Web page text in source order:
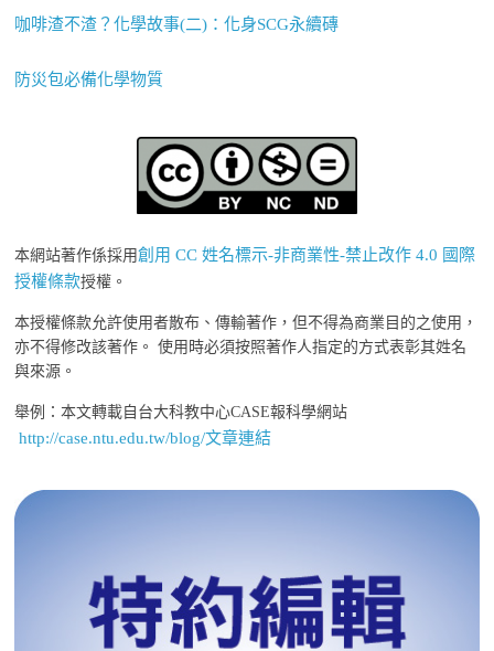
咖啡渣不渣？化學故事(二)：化身SCG永續磚
防災包必備化學物質
本網站著作係採用創用 CC 姓名標示-非商業性-禁止改作 4.0 國際
授權條款授權。
本授權條款允許使用者散布、傳輸著作，但不得為商業目的之使用，
亦不得修改該著作。 使用時必須按照著作人指定的方式表彰其姓名
與來源。
舉例：本文轉載自台大科教中心CASE報科學網站
http://case.ntu.edu.tw/blog/文章連結